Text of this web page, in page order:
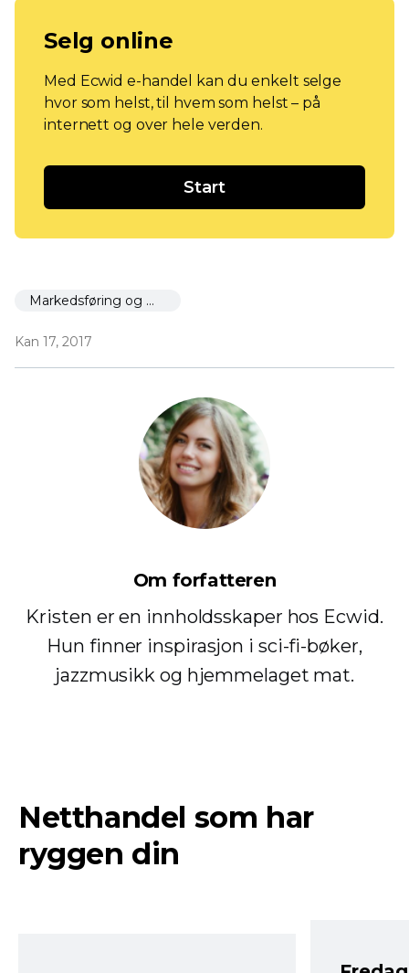
Selg online
Med Ecwid e-handel kan du enkelt selge
hvor som helst, til hvem som helst – på
internett og over hele verden.
Start
Markedsføring og markedsføring
Kan 17, 2017
Om forfatteren
Kristen er en innholdsskaper hos Ecwid.
Hun finner inspirasjon i sci-fi-bøker,
jazzmusikk og hjemmelaget mat.
Netthandel som har
ryggen din